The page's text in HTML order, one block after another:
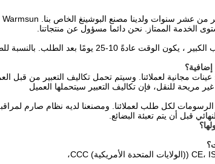
الخدمة الممتاز. نحن دائما مسؤول عن منتجاتنا.
ج: يعتمد ذلك على الكمية. بالنسبة للطلب الكبير ،
عينات مجانية لعملائنا. وسيتم تحمل تكاليف التعبير من قبل
مريحة للنقل، فإن تكاليف التعبير سيتحملها العميل
الرسومات لكل طلب لعملائنا. ومصنعنا لديه نظام صارم
قبل أن يتم تعبئة البضائع.